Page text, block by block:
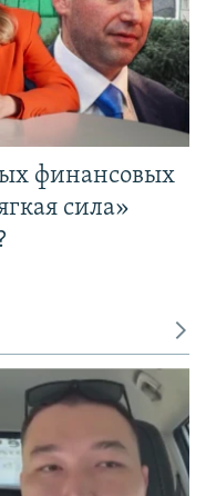
финансовых
сила»